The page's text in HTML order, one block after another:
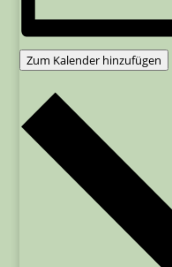
Zum Kalender hinzufügen